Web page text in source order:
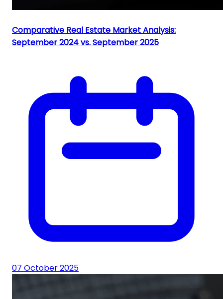
Comparative Real Estate Market Analysis:
September 2024 vs. September 2025
07 October 2025